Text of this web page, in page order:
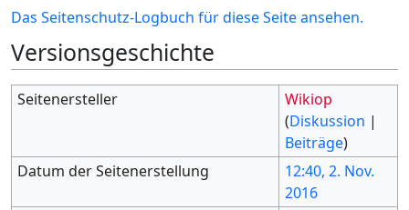
Das Seitenschutz-Logbuch für diese Seite ansehen.
Versionsgeschichte
Seitenersteller
Wikiop
(Diskussion |
Beiträge)
Datum der Seitenerstellung
12:40, 2. Nov.
2016